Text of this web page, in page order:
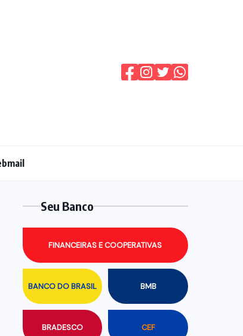
Seu Banco
BANCO DO BRASIL BMB
BRADESCO CEF
FINANCEIRAS E COOPERATIVAS